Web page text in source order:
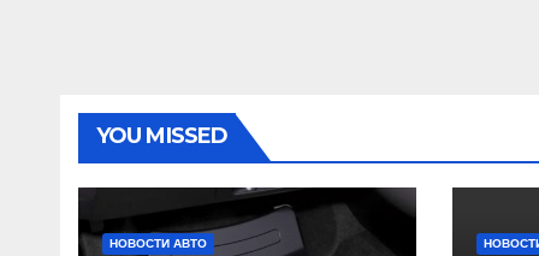
YOU MISSED
НОВОСТИ АВТО